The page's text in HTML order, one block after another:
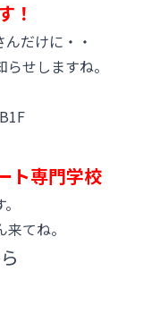
！
だけに・・
せしますね。
ト専門学校
てね。